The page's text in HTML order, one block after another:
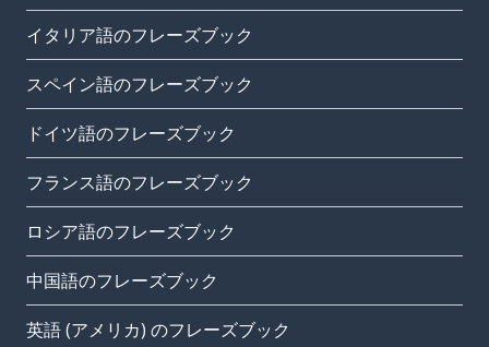
イタリア語のフレーズブック
スペイン語のフレーズブック
ドイツ語のフレーズブック
フランス語のフレーズブック
ロシア語のフレーズブック
中国語のフレーズブック
英語 (アメリカ) のフレーズブック